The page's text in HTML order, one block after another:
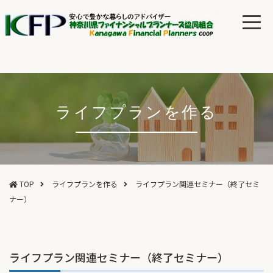
ライフプランを作る
TOP ライフプランを作る
ライフプラン関連セミナー（終了セミ
ナー）
ライフプラン関連セミナー（終了セミナー）